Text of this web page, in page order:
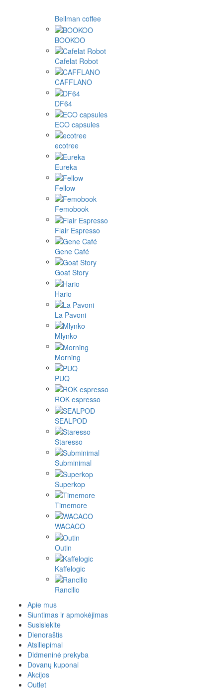
Bellman coffee
BOOKOO
Cafelat Robot
CAFFLANO
DF64
ECO capsules
ecotree
Eureka
Fellow
Femobook
Flair Espresso
Gene Café
Goat Story
Hario
La Pavoni
Mlynko
Morning
PUQ
ROK espresso
SEALPOD
Staresso
Subminimal
Superkop
Timemore
WACACO
Outin
Kaffelogic
Rancilio
Apie mus
Siuntimas ir apmokėjimas
Susisiekite
Dienoraštis
Atsiliepimai
Didmeninė prekyba
Dovanų kuponai
Akcijos
Outlet